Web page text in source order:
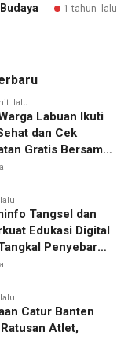
1 tahun lalu
lalu
Labuan Ikuti
dan Cek
Gratis Bersama
Banten
Tangsel dan
Edukasi Digital
Penyebaran
Catur Banten
Atlet,